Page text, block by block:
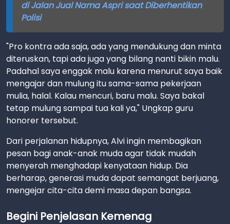
di Jalan Jual Nama Aspri saat Diberhentikan
Polisi
"Pro kontra ada saja, ada yang mendukung dan minta
diteruskan, tapi ada juga yang bilang nanti bikin malu.
Padahal saya enggak malu karena menurut saya baik
mengajar dan mulung itu sama-sama pekerjaan
mulia, halal. Kalau mencuri, baru malu. Saya bakal
tetap mulung sampai tua kali ya," Ungkap guru
honorer tersebut.
Dari perjalanan hidupnya, Alvi ingin membagikan
pesan bagi anak-anak muda agar tidak mudah
menyerah menghadapi kenyataan hidup. Dia
berharap, generasi muda dapat semangat berjuang,
mengejar cita-cita demi masa depan bangsa.
Begini Penjelasan Kemenag